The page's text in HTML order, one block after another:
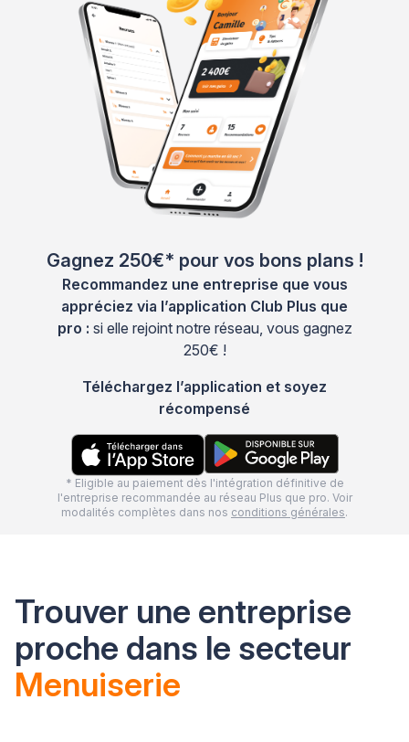
Gagnez 250€* pour vos bons plans !
Recommandez une entreprise que vous
appréciez via l’application Club Plus que
pro : si elle rejoint notre réseau, vous gagnez
250€ !
Téléchargez l’application et soyez
récompensé
* Eligible au paiement dès l'intégration définitive de
l'entreprise recommandée au réseau Plus que pro. Voir
modalités complètes dans nos conditions générales.
Trouver une entreprise
proche dans le secteur
Menuiserie